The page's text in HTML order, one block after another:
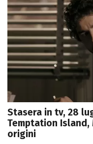
Stasera in tv, 28
Temptation
origini